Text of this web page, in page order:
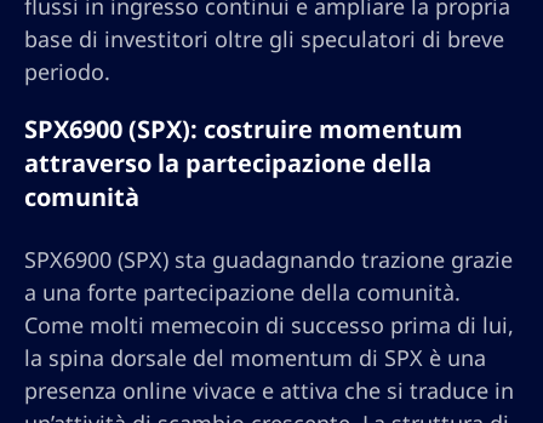
flussi in ingresso continui e ampliare la propria
base di investitori oltre gli speculatori di breve
periodo.
SPX6900 (SPX): costruire momentum
attraverso la partecipazione della
comunità
SPX6900 (SPX) sta guadagnando trazione grazie
a una forte partecipazione della comunità.
Come molti memecoin di successo prima di lui,
la spina dorsale del momentum di SPX è una
presenza online vivace e attiva che si traduce in